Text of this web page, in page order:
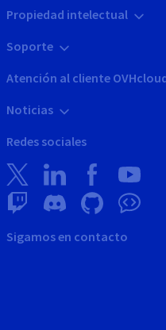
Propiedad intelectual
Soporte
Atención al cliente
Noticias
Redes sociales
Sigamos en contacto